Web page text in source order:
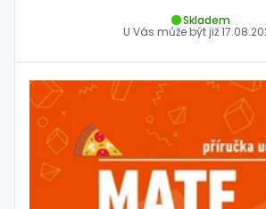
Skladem
U Vás může být již